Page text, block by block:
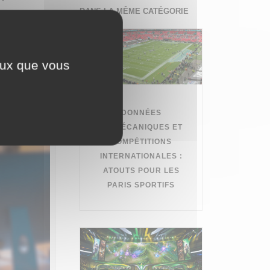
DANS LA MÊME CATÉGORIE
DONNÉES
BIOMÉCANIQUES ET
COMPÉTITIONS
INTERNATIONALES :
ATOUTS POUR LES
PARIS SPORTIFS
que vous